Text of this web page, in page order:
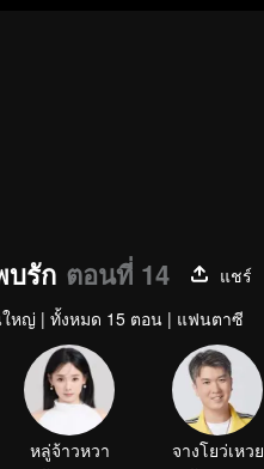
รัก ตอนที่ 14
แชร์
หญ่ | ทั้งหมด 15 ตอน | แฟนตาซี
หลู่จ้าวหวา
จางโยว่เหวย